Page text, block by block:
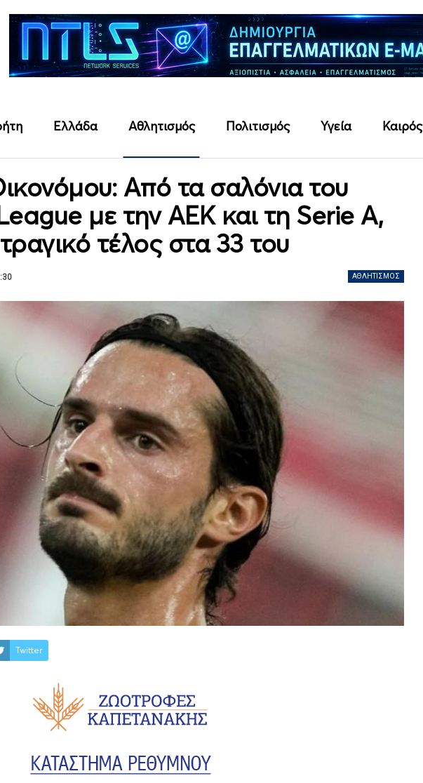
Ελλάδα Αθλητισμός Πολιτισμός Υγεία Καιρός
Από τα σαλόνια του
με την ΑΕΚ και τη Serie A,
τέλος στα 33 του
ΑΘΛΗΤΙΣΜΌΣ
Twitter